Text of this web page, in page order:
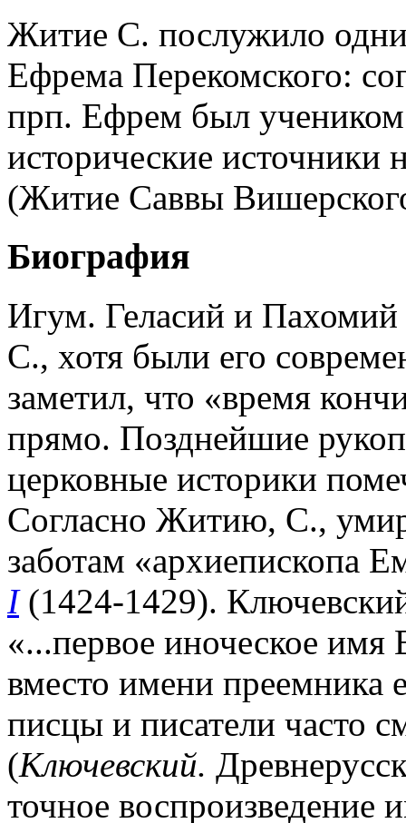
Житие С. послужило
Ефрема Перекомского:
прп. Ефрем был
исторические источники
(Житие Саввы
Биография
Игум. Геласий и
С., хотя были его
заметил, что «время
прямо. Позднейшие
церковные историки
Согласно Житию, С.,
заботам «архиепископа
I(1424-1429).
«...первое иноческое имя
вместо имени
писцы и писатели часто
(Ключевский.
точное воспроизведение